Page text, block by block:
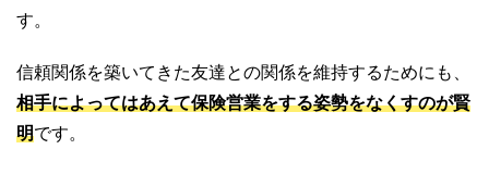
す。
信頼関係を築いてきた友達との関係を維持するためにも、
相手によってはあえて保険営業をする姿勢をなくすのが賢
明です。